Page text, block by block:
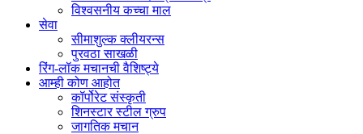
विश्वसनीय कच्चा माल
सेवा
सीमाशुल्क क्लीयरन्स
पुरवठा साखळी
रिंग-लॉक मचानची वैशिष्ट्ये
आम्ही कोण आहोत
कॉर्पोरेट संस्कृती
शिनस्टार स्टील ग्रुप
जागतिक मचान